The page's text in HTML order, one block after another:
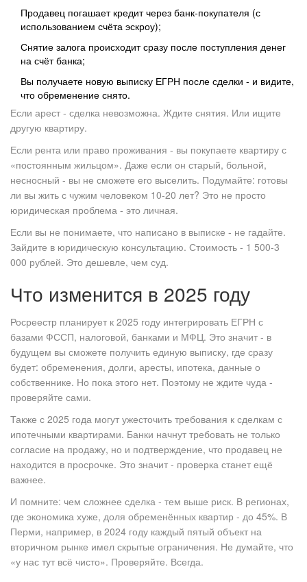
Продавец погашает кредит через банк-покупателя (с
использованием счёта эскроу);
Снятие залога происходит сразу после поступления денег
на счёт банка;
Вы получаете новую выписку ЕГРН после сделки - и видите,
что обременение снято.
Если арест - сделка невозможна. Ждите снятия. Или ищите
другую квартиру.
Если рента или право проживания - вы покупаете квартиру с
«постоянным жильцом». Даже если он старый, больной,
несносный - вы не сможете его выселить. Подумайте: готовы
ли вы жить с чужим человеком 10-20 лет? Это не просто
юридическая проблема - это личная.
Если вы не понимаете, что написано в выписке - не гадайте.
Зайдите в юридическую консультацию. Стоимость - 1 500-3
000 рублей. Это дешевле, чем суд.
Что изменится в 2025 году
Росреестр планирует к 2025 году интегрировать ЕГРН с
базами ФССП, налоговой, банками и МФЦ. Это значит - в
будущем вы сможете получить единую выписку, где сразу
будет: обременения, долги, аресты, ипотека, данные о
собственнике. Но пока этого нет. Поэтому не ждите чуда -
проверяйте сами.
Также с 2025 года могут ужесточить требования к сделкам с
ипотечными квартирами. Банки начнут требовать не только
согласие на продажу, но и подтверждение, что продавец не
находится в просрочке. Это значит - проверка станет ещё
важнее.
И помните: чем сложнее сделка - тем выше риск. В регионах,
где экономика хуже, доля обременённых квартир - до 45%. В
Перми, например, в 2024 году каждый пятый объект на
вторичном рынке имел скрытые ограничения. Не думайте, что
«у нас тут всё чисто». Проверяйте. Всегда.